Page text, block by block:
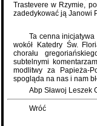
Trastevere w Rzymie,
zadedykować ją Janowi
Ta cenna
wokół Katedry Św.
chorału
subtelnymi
modlitwy za Papieża-
spogląda na nas i nam
Abp Sławoj Leszek
Wróć